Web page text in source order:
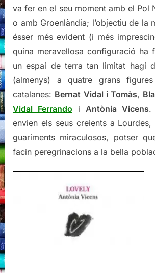
va fer en el seu moment amb el Pol
o amb Groenlàndia; l’objectiu de la
ésser més evident (i més
quina meravellosa configuració ha
un espai de terra tan limitat hagi
(almenys) a quatre grans
catalanes: Bernat Vidal i Tomàs,
Vidal Ferrando i Antònia Vicens.
envien els seus creients a
guariments miraculosos, potser
facin peregrinacions a la bella